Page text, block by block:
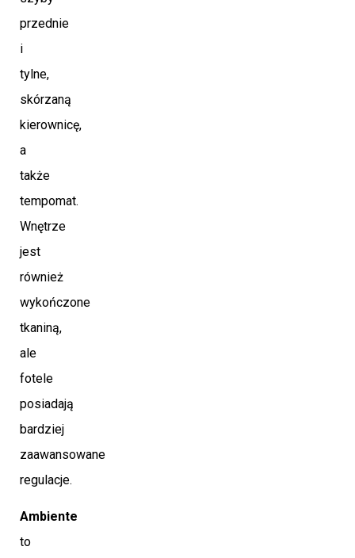
przednie
i
tylne,
skórzaną
kierownicę,
a
także
tempomat.
Wnętrze
jest
również
wykończone
tkaniną,
ale
fotele
posiadają
bardziej
zaawansowane
regulacje.
Ambiente
to